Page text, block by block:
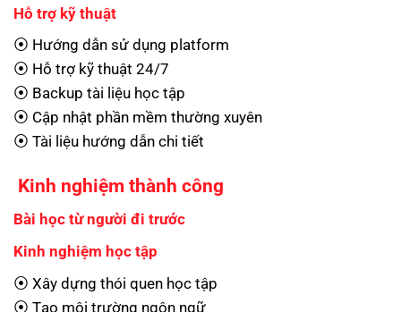
Hỗ trợ kỹ thuật
⦿ Hướng dẫn sử dụng platform
⦿ Hỗ trợ kỹ thuật 24/7
⦿ Backup tài liệu học tập
⦿ Cập nhật phần mềm thường xuyên
⦿ Tài liệu hướng dẫn chi tiết
Kinh nghiệm thành công
Bài học từ người đi trước
Kinh nghiệm học tập
⦿ Xây dựng thói quen học tập
⦿ Tạo môi trường ngôn ngữ